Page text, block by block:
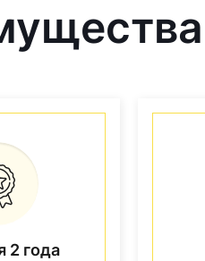
2 года